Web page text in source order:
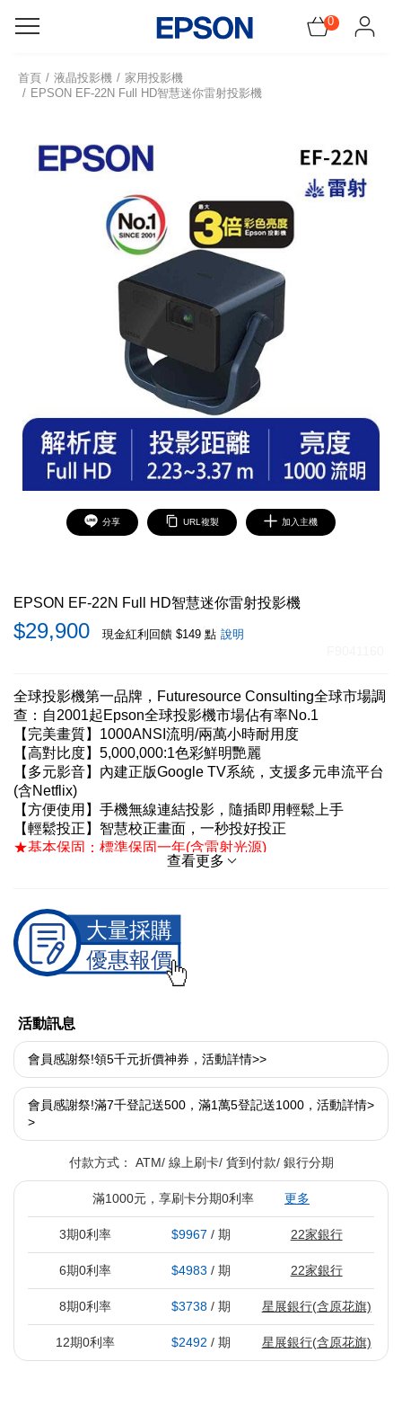
0
感謝祭!領5千元折價神券
首頁 液晶投影機
家用投影機
EPSON EF-22N Full HD智慧迷你雷射投影機
分享 URL複製 加入主機
EPSON EF-22N Full HD智慧迷你雷射投影機
29,900 現金紅利回饋 $149 點 說明
全球投影機第一品牌，Futuresource Consulting全球市場調
查：自2001起Epson全球投影機市場佔有率No.1
【完美畫質】1000ANSI流明/兩萬小時耐用度
【高對比度】5,000,000:1色彩鮮明艷麗
【多元影音】內建正版Google TV系統，支援多元串流平台
(含Netflix)
【方便使用】手機無線連結投影，隨插即用輕鬆上手
【輕鬆投正】智慧校正畫面，一秒投好投正
★基本保固：標準保固一年(含雷射光源)
★極致保固：購買後一個月內上網登錄，即享主機三年極致
▲提醒！投影機類商品，已使用(開機)將無法退換貨！
退回商品必須是全新狀態且完整包裝，否則恕不接受退換貨
（商品、附件、包裝、贈品、廠商紙箱及所有附隨文件或資
料之完整）
查看更多
活動訊息
會員感謝祭!領5千元折價神券，活動詳情>>
會員感謝祭!滿7千登記送500，滿1萬5登記送1000，活動詳情>
>
付款方式： ATM 線上刷卡 貨到付款 銀行分期
滿1000元，享刷卡分期0利率 更多
3期0利率 $9967 / 期 22家銀行
6期0利率 $4983 / 期 22家銀行
8期0利率 $3738/ 期 星展銀行(含原花旗)
12期0利率 $2492 / 期 星展銀行(含原花旗)